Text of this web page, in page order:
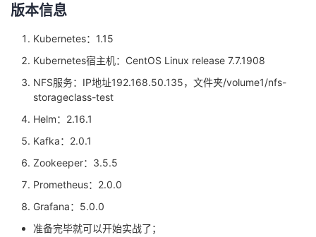
客
论
坛
的
圈
我
的
我
动
关
的
开
发
我
的
Programs
我
的
版本信息
Kubernetes：1.15
Kubernetes宿主机：CentOS Linux release 7.7.1908
NFS服务：IP地址192.168.50.135，文件夹/volume1/nfs-
storageclass-test
Helm：2.16.1
Kafka：2.0.1
Zookeeper：3.5.5
Prometheus：2.0.0
Grafana：5.0.0
准备完毕就可以开始实战了；